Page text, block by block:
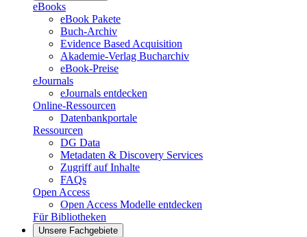
eBooks
eBook Pakete
Buch-Archiv
Evidence Based Acquisition
Akademie-Verlag Bucharchiv
eBook-Preise
eJournals
eJournals entdecken
Online-Ressourcen
Datenbankportale
Ressourcen
DG Data
Metadaten & Discovery Services
Zugriff auf Inhalte
FAQs
Open Access
Open Access Modelle entdecken
Für Bibliotheken
Unsere Fachgebiete